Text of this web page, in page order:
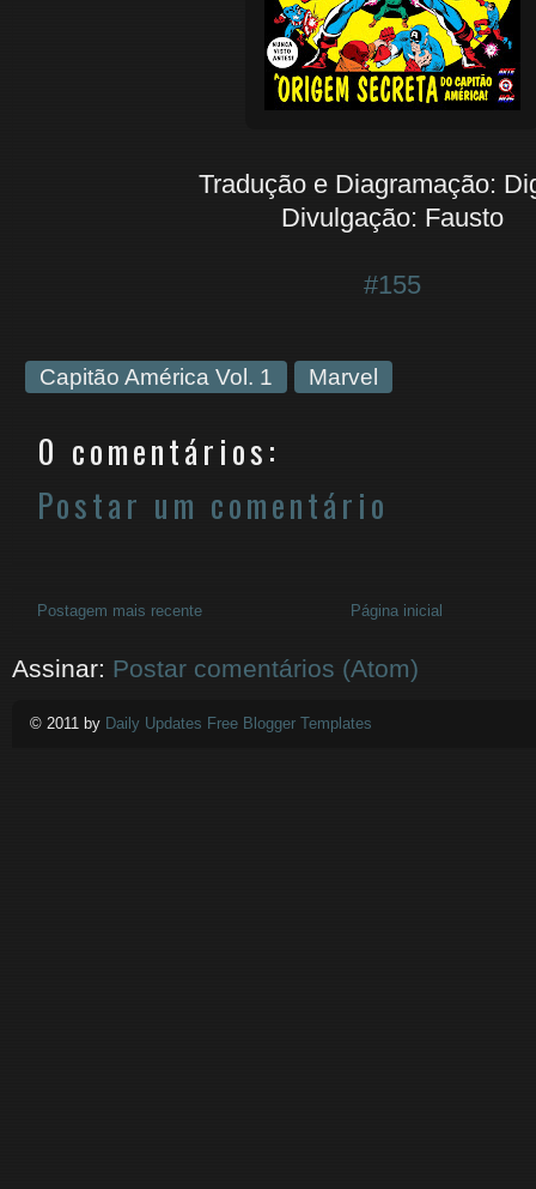
Tradução e Diagramação:
Divulgação: Fausto
#155
Capitão América Vol. 1 Marvel
0 comentários:
Postar um comentário
Postagem mais recente Página inicial
Assinar: Postar comentários (Atom)
© 2011 by Daily Updates Free Blogger Templates